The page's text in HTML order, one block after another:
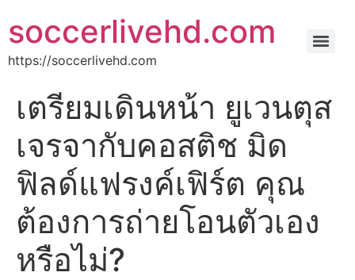
soccerlivehd.com
https://soccerlivehd.com
เตรียมเดินหน้า ยูเวนตุส
เจรจากับคอสติช มิด
ฟิลด์แฟรงค์เฟิร์ต คุณ
ต้องการถ่ายโอนตัวเอง
หรือไม่?